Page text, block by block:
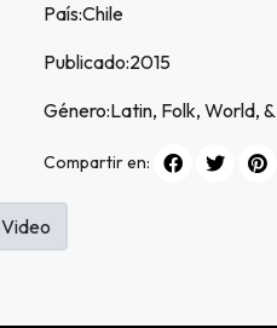
País:Chile
Publicado:2015
Género:Latin, Folk, World, &
Compartir en:
Video